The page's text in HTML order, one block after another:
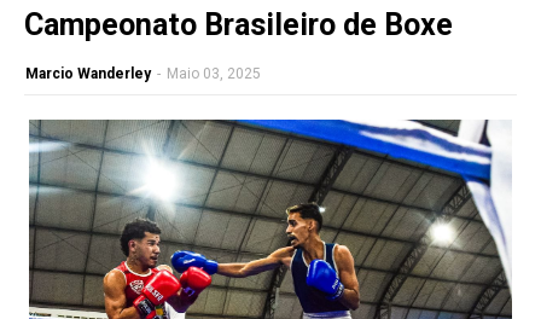
Campeonato Brasileiro de Boxe
Marcio Wanderley - Maio 03, 2025